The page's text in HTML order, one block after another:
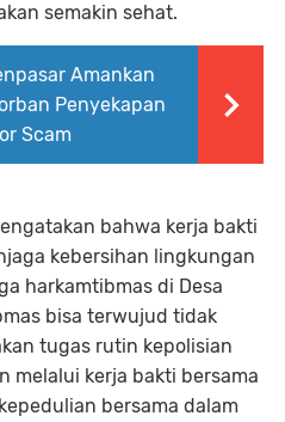
semakin sehat.
Amankan
Penyekapan
Scam
bahwa kerja bakti
kebersihan lingkungan
harkamtibmas di Desa
bisa terwujud tidak
tugas rutin kepolisian
melalui kerja bakti bersama
bersama dalam